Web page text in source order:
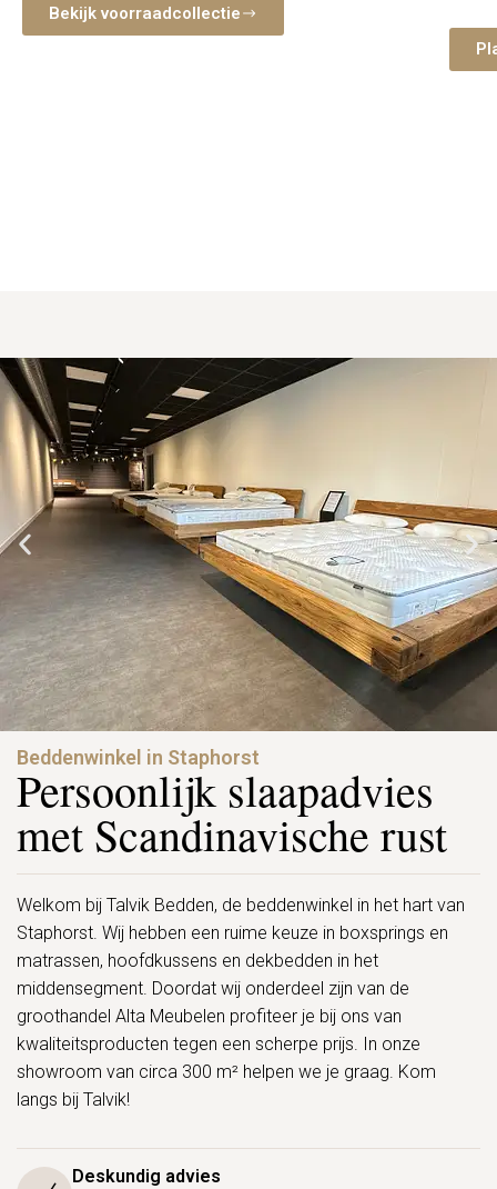
Bekijk voorraadcollectie
Beddenwinkel in Staphorst
Persoonlijk slaapadvies
met Scandinavische rust
Welkom bij Talvik Bedden, de beddenwinkel in het hart van
Staphorst. Wij hebben een ruime keuze in boxsprings en
matrassen, hoofdkussens en dekbedden in het
middensegment. Doordat wij onderdeel zijn van de
groothandel Alta Meubelen profiteer je bij ons van
kwaliteitsproducten tegen een scherpe prijs. In onze
showroom van circa 300 m² helpen we je graag. Kom
langs bij Talvik!
Deskundig advies